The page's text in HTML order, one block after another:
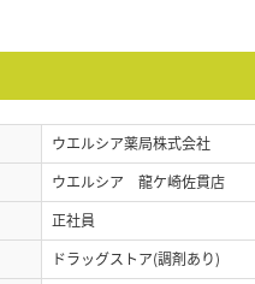
ウエルシア薬局株式会社
ウエルシア 龍ケ崎佐貫店
正社員
ドラッグストア(調剤あり)